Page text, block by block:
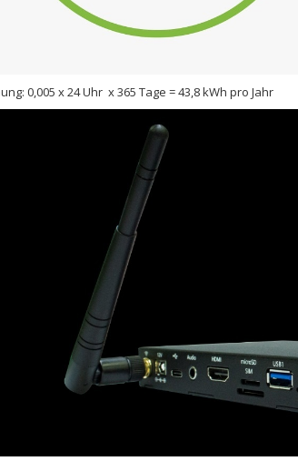
0,005 x 24 Uhr x 365 Tage = 43,8 kWh pro Jahr